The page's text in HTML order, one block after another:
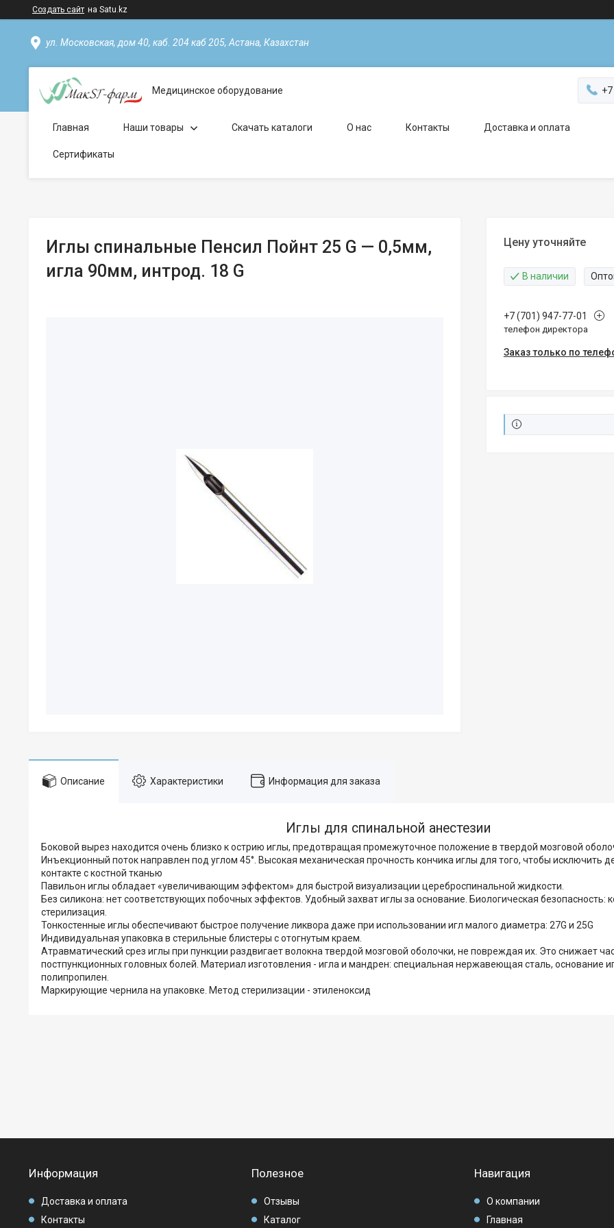
Создать сайт на Satu.kz
ул. Московская, дом 40, каб. 204 каб 205, Астана, Казахстан
Медицинское оборудование
Главная Наши товары Скачать каталоги О нас Контакты Доставка и оплата
Сертификаты
Иглы спинальные Пенсил Пойнт 25 G — 0,5мм,
игла 90мм, интрод. 18 G
Цену уточняйте
В наличии
+7 (701) 947-77-01
телефон директора
Заказ только по
Описание Характеристики Информация для заказа
Иглы для спинальной анестезии
Боковой вырез находится очень близко к острию иглы, предотвращая промежуточное положение в твердой мозговой
Инъекционный поток направлен под углом 45°. Высокая механическая прочность кончика иглы для того, чтобы исключить
контакте с костной тканью
Павильон иглы обладает «увеличивающим эффектом» для быстрой визуализации цереброспинальной жидкости.
Без силикона: нет соответствующих побочных эффектов. Удобный захват иглы за основание. Биологическая безопасность:
стерилизация.
Тонкостенные иглы обеспечивают быстрое получение ликвора даже при использовании игл малого диаметра: 27G и 25G
Индивидуальная упаковка в стерильные блистеры с отогнутым краем.
Атравматический срез иглы при пункции раздвигает волокна твердой мозговой оболочки, не повреждая их. Это снижает
постпункционных головных болей. Материал изготовления - игла и мандрен: специальная нержавеющая сталь, основание
полипропилен.
Маркирующие чернила на упаковке. Метод стерилизации - этиленоксид
Информация
Доставка и оплата
Контакты
Полезное
Отзывы
Каталог
Навигация
О компании
Главная